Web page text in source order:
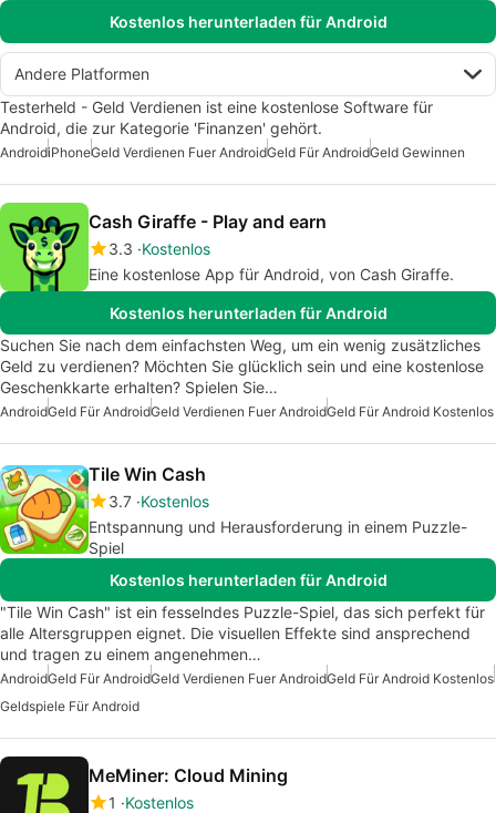
Kostenlos herunterladen für Android
Andere Platformen
Testerheld - Geld Verdienen ist eine kostenlose Software für
Android, die zur Kategorie 'Finanzen' gehört.
AndroidiPhoneGeld Verdienen Fuer AndroidGeld Für AndroidGeld Gewinnen
Cash Giraffe - Play and earn
3.3 Kostenlos
Eine kostenlose App für Android, von Cash Giraffe.
Kostenlos herunterladen für Android
Suchen Sie nach dem einfachsten Weg, um ein wenig zusätzliches
Geld zu verdienen? Möchten Sie glücklich sein und eine kostenlose
Geschenkkarte erhalten? Spielen Sie…
AndroidGeld Für AndroidGeld Verdienen Fuer AndroidGeld Für Android Kostenlos
Tile Win Cash
3.7 Kostenlos
Entspannung und Herausforderung in einem Puzzle-
Spiel
Kostenlos herunterladen für Android
"Tile Win Cash" ist ein fesselndes Puzzle-Spiel, das sich perfekt für
alle Altersgruppen eignet. Die visuellen Effekte sind ansprechend
und tragen zu einem angenehmen…
AndroidGeld Für AndroidGeld Verdienen Fuer AndroidGeld Für Android Kostenlos
Geldspiele Für Android
MeMiner: Cloud Mining
1
Kostenlos